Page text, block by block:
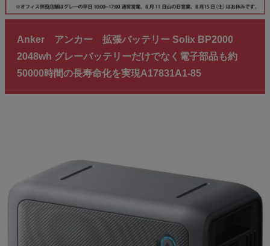
Anker アンカー 拡張バッテリー Solix BP2000
2048wh グレーバッテリーだけでなく電子部品も約
50000時間の長寿命化を実現A17831A1-85